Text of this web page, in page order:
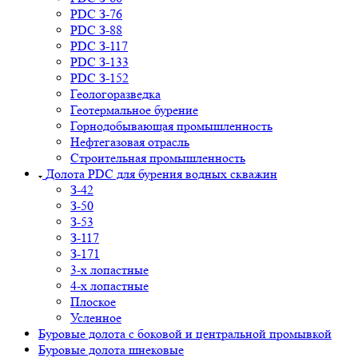
PDC З-76
PDC З-88
PDC З-117
PDC З-133
PDC З-152
Геологоразведка
Геотермальное бурение
Горнодобывающая промышленность
Нефтегазовая отрасль
Строительная промышленность
Долота PDC для бурения водных скважин
З-42
З-50
З-53
З-117
З-171
3-х лопастные
4-х лопастные
Плоское
Усленное
Буровые долота с бoковой и центральной промывкой
Буровые долота шнековые